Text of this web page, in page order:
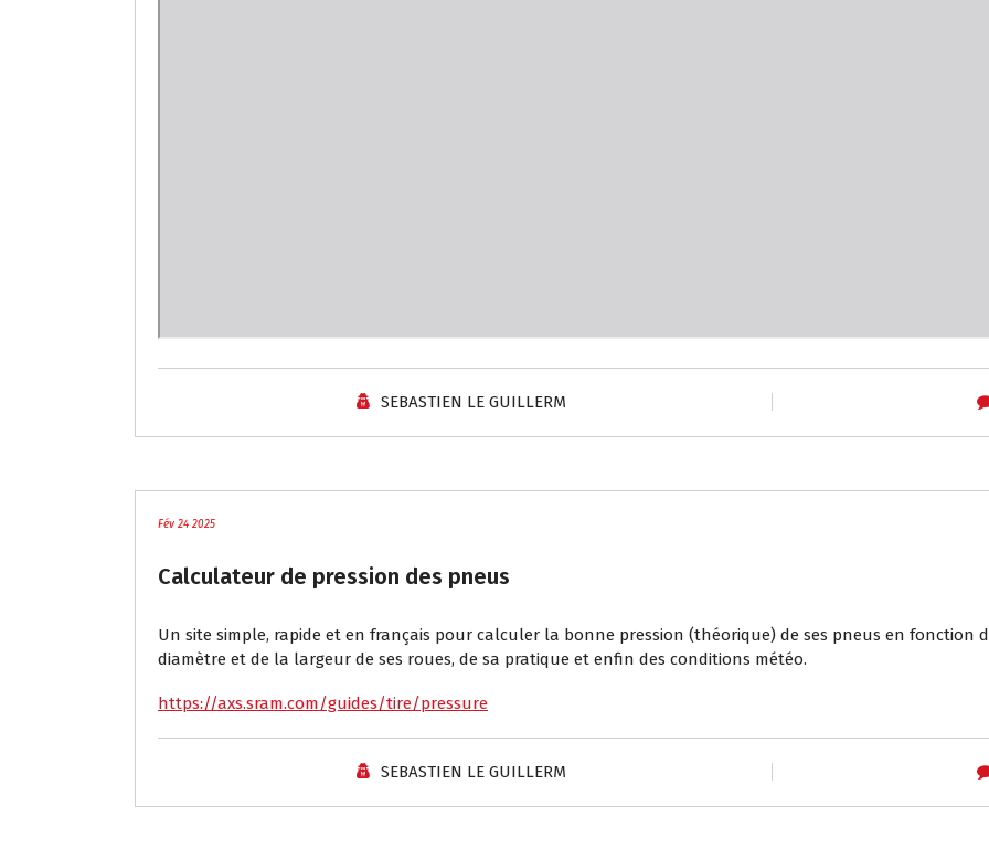
SEBASTIEN LE GUILLERM
Fév 24 2025
Calculateur de pression des pneus
Un site simple, rapide et en français pour calculer la bonne pression (théorique) de ses pneus en fonction
diamètre et de la largeur de ses roues, de sa pratique et enfin des conditions météo.
https://axs.sram.com/guides/tire/pressure
SEBASTIEN LE GUILLERM